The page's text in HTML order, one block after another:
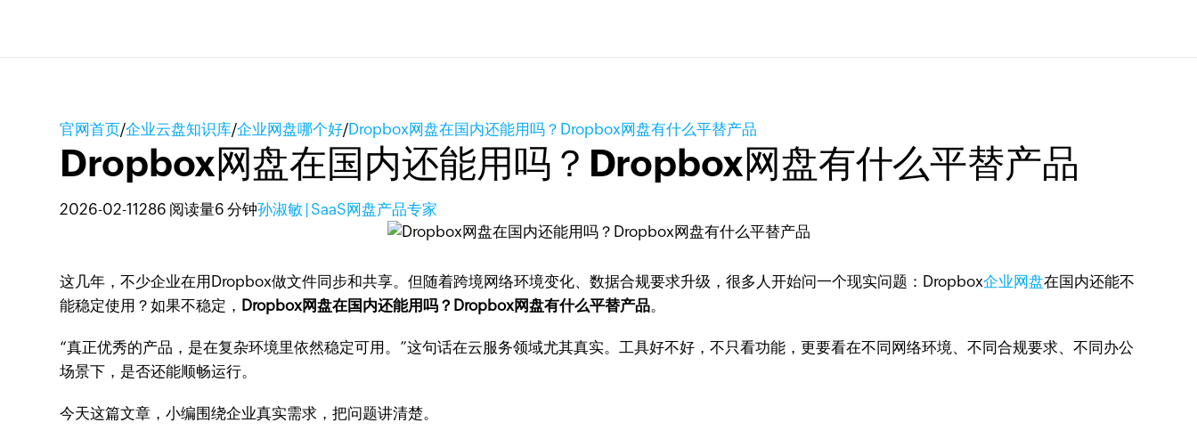
官网首页/企业云盘知识库/企业网盘哪个好/Dropbox网盘在国内还能用吗？Dropbox网盘有什么平替产品
Dropbox网盘在国内还能用吗？Dropbox网盘有什么平替产品
2026-02-11286 阅读量6 分钟孙淑敏 | SaaS网盘产品专家
这几年，不少企业在用Dropbox做文件同步和共享。但随着跨境网络环境变化、数据合规要求升级，很多人开始问一个现实问题：Dropbox企业网盘在国内还能不
能稳定使用？如果不稳定， Dropbox网盘在国内还能用吗？Dropbox网盘有什么平替产品。
“真正优秀的产品，是在复杂环境里依然稳定可用。”这句话在云服务领域尤其真实。工具好不好，不只看功能，更要看在不同网络环境、不同合规要求、不同办公
场景下，是否还能顺畅运行。
今天这篇文章，小编围绕企业真实需求，把问题讲清楚。